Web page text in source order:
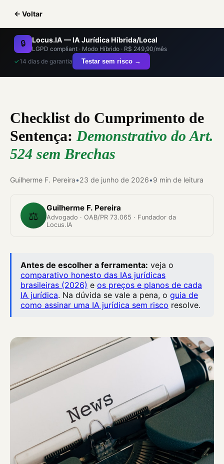
← Voltar
🔒 Locus.IA — IA Jurídica Híbrida/Local
LGPD compliant · Modo Híbrido · R$ 249,90/mês
✓14 dias de garantia Testar sem risco →
Checklist do Cumprimento de
Sentença:Demonstrativo do Art.
524 sem Brechas
Guilherme F. Pereira•23 de junho de 2026•9 min de leitura
⚖️
Guilherme F. Pereira
Advogado · OAB/PR 73.065 · Fundador da
Locus.IA
Antes de escolher a ferramenta: veja o
comparativo honesto das IAs jurídicas
brasileiras (2026) e os preços e planos de cada
IA jurídica. Na dúvida se vale a pena, o guia de
como assinar uma IA jurídica sem risco resolve.